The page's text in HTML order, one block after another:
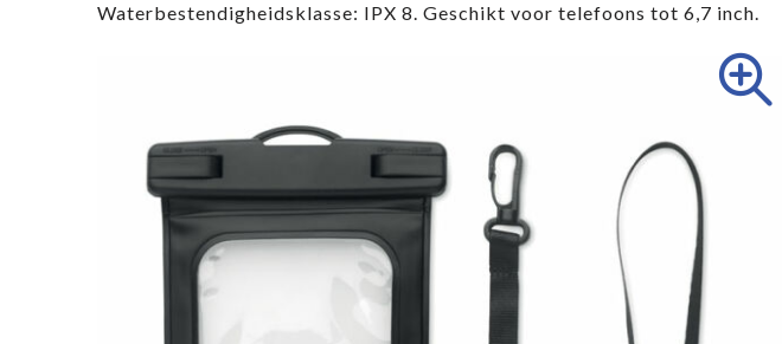
Waterbestendigheidsklasse: IPX 8. Geschikt voor telefoons tot 6,7 inch.